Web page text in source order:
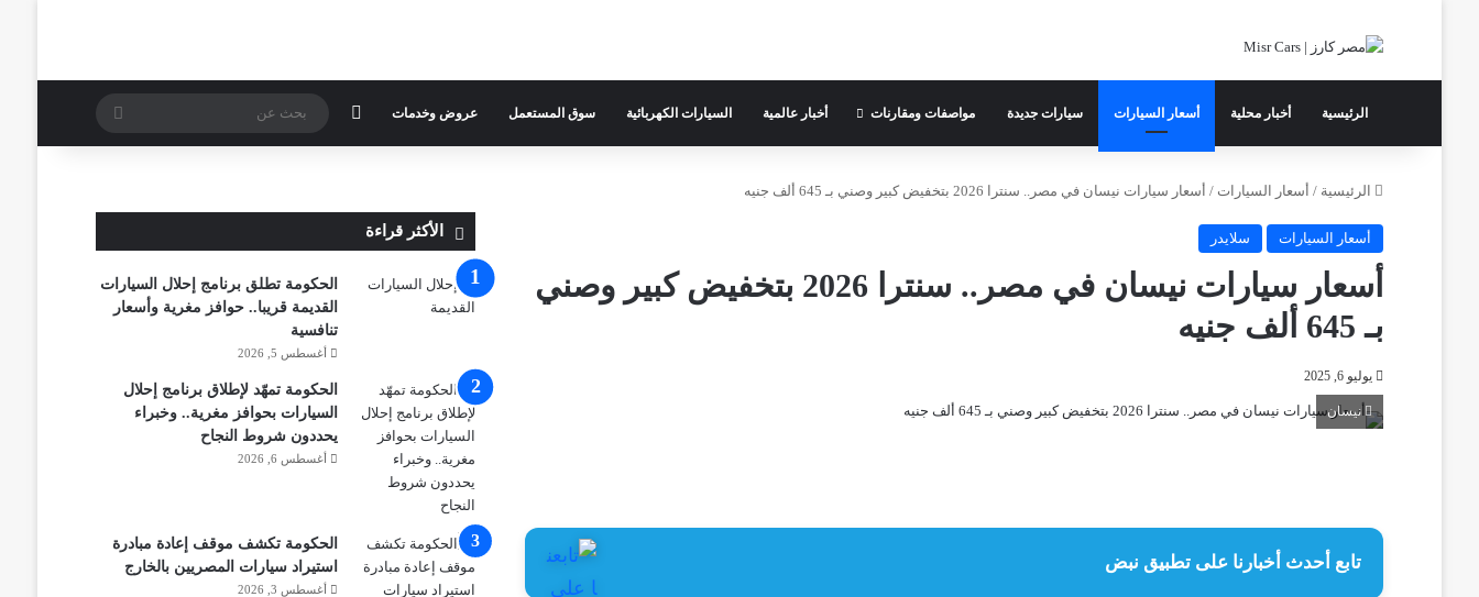
الرئيسية أخبار محلية أسعار السيارات سيارات جديدة مواصفات ومقارنات أخبار عالمية السيارات الكهربائية سوق المستعمل عروض وخدمات الوضع المظلم
عن
الرئيسية / أسعار السيارات / أسعار سيارات نيسان في مصر.. سنترا 2026 بتخفيض كبير وصني بـ 645 ألف جنيه
أسعار السيارات سلايدر
أسعار سيارات نيسان في مصر.. سنترا 2026 بتخفيض كبير وصني
بـ 645 ألف جنيه
يوليو 6, 2025
نيسان
تابع أحدث أخبارنا على تطبيق نبض
الأكثر قراءة
الحكومة تطلق برنامج إحلال السيارات
القديمة قريبا.. حوافز مغرية وأسعار
تنافسية
أغسطس 5, 2026
الحكومة تمهّد لإطلاق برنامج إحلال
السيارات بحوافز مغرية.. وخبراء
يحددون شروط النجاح
أغسطس 6, 2026
الحكومة تكشف موقف إعادة مبادرة
استيراد سيارات المصريين بالخارج
أغسطس 3, 2026